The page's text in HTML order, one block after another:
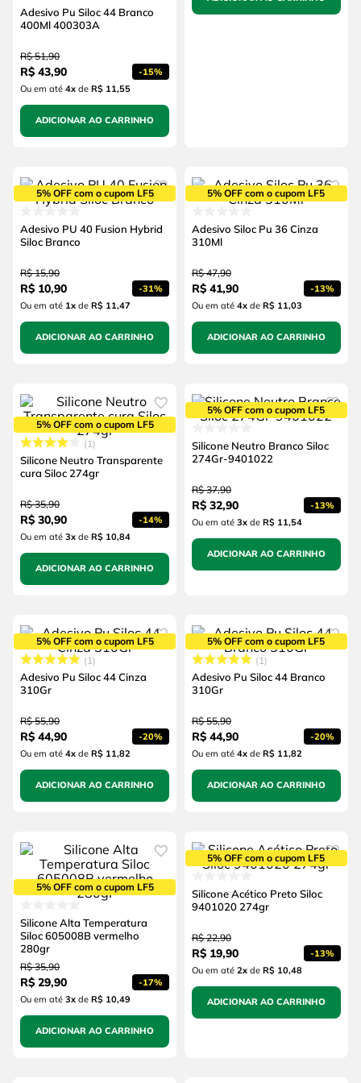
Adesivo Pu Siloc 44 Branco
400Ml 400303A
R$ 51,90
R$ 43,90 -15%
Ou em até 4xde R$ 11,55
ADICIONAR AO CARRINHO
5% OFF com o cupom LF5
Adesivo PU 40 Fusion Hybrid
Siloc Branco
R$ 15,90
R$ 10,90 -31%
Ou em até 1xde R$ 11,47
ADICIONAR AO CARRINHO
5% OFF com o cupom LF5
Adesivo Siloc Pu 36 Cinza
310Ml
R$ 47,90
R$ 41,90 -13%
Ou em até 4xde R$ 11,03
ADICIONAR AO CARRINHO
5% OFF com o cupom LF5
1
Silicone Neutro Transparente
cura Siloc 274gr
R$ 35,90
R$ 30,90 -14%
Ou em até 3xde R$ 10,84
ADICIONAR AO CARRINHO
5% OFF com o cupom LF5
Silicone Neutro Branco Siloc
274Gr-9401022
R$ 37,90
R$ 32,90 -13%
Ou em até 3xde R$ 11,54
ADICIONAR AO CARRINHO
5% OFF com o cupom LF5
1
Adesivo Pu Siloc 44 Cinza
310Gr
R$ 55,90
R$ 44,90 -20%
Ou em até 4xde R$ 11,82
ADICIONAR AO CARRINHO
5% OFF com o cupom LF5
1
Adesivo Pu Siloc 44 Branco
310Gr
R$ 55,90
R$ 44,90 -20%
Ou em até 4xde R$ 11,82
ADICIONAR AO CARRINHO
5% OFF com o cupom LF5
Silicone Alta Temperatura
Siloc 605008B vermelho
280gr
R$ 35,90
R$ 29,90 -17%
Ou em até 3xde R$ 10,49
ADICIONAR AO CARRINHO
5% OFF com o cupom LF5
Silicone Acético Preto Siloc
9401020 274gr
R$ 22,90
R$ 19,90 -13%
Ou em até 2xde R$ 10,48
ADICIONAR AO CARRINHO